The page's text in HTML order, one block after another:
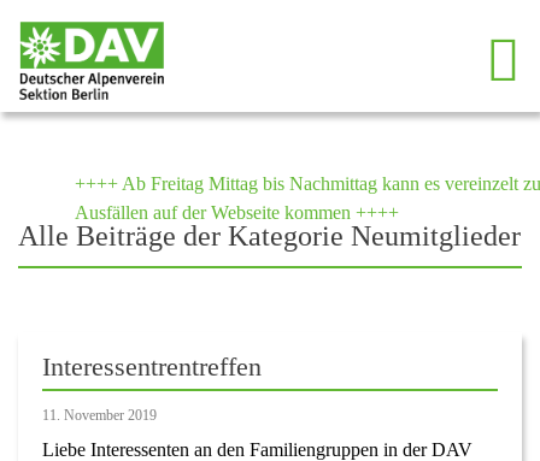
++++ Ab Freitag Mittag bis Nachmittag kann es vereinzelt zu
Ausfällen auf der Webseite kommen ++++
Alle Beiträge der Kategorie Neumitglieder
Interessentrentreffen
11. November 2019
Liebe Interessenten an den Familiengruppen in der DAV